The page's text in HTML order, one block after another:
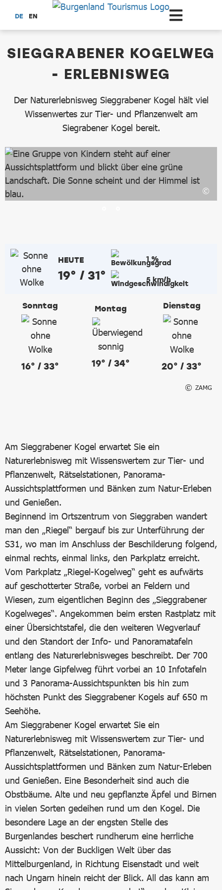
Zum Hauptinhalt springen
DE EN
SIEGGRABENER KOGELWEG
- ERLEBNISWEG
Der Naturerlebnisweg Sieggrabener Kogel hält viel
Wissenwertes zur Tier- und Pflanzenwelt am
Siegrabener Kogel bereit.
HEUTE
19° / 31°
1 %
5 km/h
Sonntag
16° / 33°
Montag
19° / 34°
Dienstag
20° / 33°
ZAMG
Am Sieggrabener Kogel erwartet Sie ein
Naturerlebnisweg mit Wissenswertem zur Tier- und
Pflanzenwelt, Rätselstationen, Panorama-
Aussichtsplattformen und Bänken zum Natur-Erleben
und Genießen.
Beginnend im Ortszentrum von Sieggraben wandert
man den „Riegel“ bergauf bis zur Unterführung der
S31, wo man im Anschluss der Beschilderung folgend,
einmal rechts, einmal links, den Parkplatz erreicht.
Vom Parkplatz „Riegel-Kogelweg“ geht es aufwärts
auf geschotterter Straße, vorbei an Feldern und
Wiesen, zum eigentlichen Beginn des „Sieggrabener
Kogelweges“. Angekommen beim ersten Rastplatz mit
einer Übersichtstafel, die den weiteren Wegverlauf
und den Standort der Info- und Panoramatafeln
entlang des Naturerlebnisweges beschreibt. Der 700
Meter lange Gipfelweg führt vorbei an 10 Infotafeln
und 3 Panorama-Aussichtspunkten bis hin zum
höchsten Punkt des Sieggrabener Kogels auf 650 m
Seehöhe.
Am Sieggrabener Kogel erwartet Sie ein
Naturerlebnisweg mit Wissenswertem zur Tier- und
Pflanzenwelt, Rätselstationen, Panorama-
Aussichtsplattformen und Bänken zum Natur-Erleben
und Genießen. Eine Besonderheit sind auch die
Obstbäume. Alte und neu gepflanzte Äpfel und Birnen
in vielen Sorten gedeihen rund um den Kogel. Die
besondere Lage an der engsten Stelle des
Burgenlandes beschert rundherum eine herrliche
Aussicht: Von der Buckligen Welt über das
Mittelburgenland, in Richtung Eisenstadt und weit
nach Ungarn hinein reicht der Blick. All das kann am